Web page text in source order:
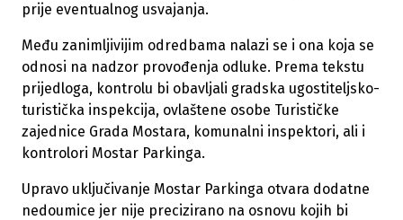
prije eventualnog usvajanja.
Među zanimljivijim odredbama nalazi se i ona koja se
odnosi na nadzor provođenja odluke. Prema tekstu
prijedloga, kontrolu bi obavljali gradska ugostiteljsko-
turistička inspekcija, ovlaštene osobe Turističke
zajednice Grada Mostara, komunalni inspektori, ali i
kontrolori Mostar Parkinga.
Upravo uključivanje Mostar Parkinga otvara dodatne
nedoumice jer nije precizirano na osnovu kojih bi